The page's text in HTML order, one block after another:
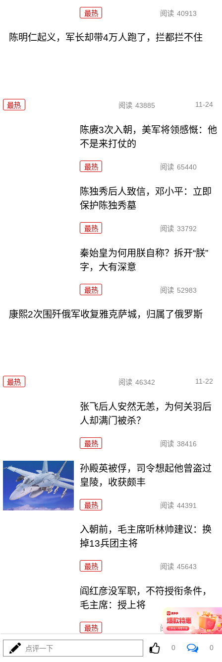
最热 阅读 40913
陈明仁起义，军长却带4万人跑了，拦都拦不住
最热 阅读 43885 11-24
陈赓3次入朝，美军将领感慨：他
不是来打仗的
最热 阅读 65440
陈独秀后人致信，邓小平：立即
保护陈独秀墓
最热 阅读 33792
秦始皇为何用朕自称？拆开“朕”
字，大有深意
最热 阅读 52983
康熙2次围歼俄军收复雅克萨城，归属了俄罗斯
最热 阅读 46342 11-22
张飞后人安然无恙，为何关羽后
人却满门被杀？
最热 阅读 38416
孙殿英被俘，司令想起他曾盗过
皇陵，收获颇丰
最热 阅读 44391
入朝前，毛主席听林帅建议：换
掉13兵团主将
最热 阅读 45643
阎红彦没军职，不符授衔条件，
毛主席：授上将
最热 阅读 35826
名气比粟裕还大的开国大将，让杜月笙感到害怕
点评一下 0 0